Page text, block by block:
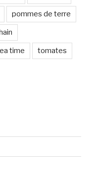
pommes de terre
time tomates